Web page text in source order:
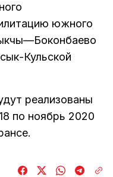
южного
Кульской
реализованы
по ноябрь 2020